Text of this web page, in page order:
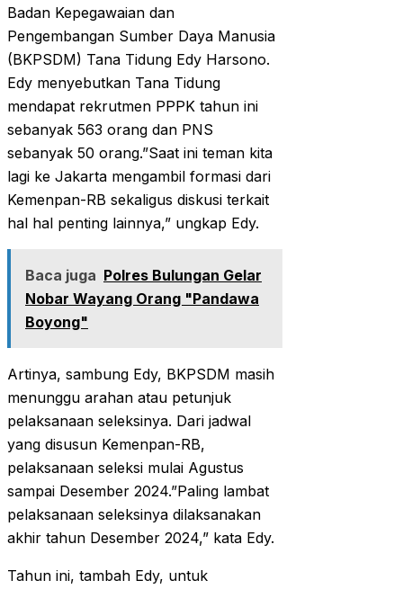
Badan Kepegawaian dan
Pengembangan Sumber Daya Manusia
(BKPSDM) Tana Tidung Edy Harsono.
Edy menyebutkan Tana Tidung
mendapat rekrutmen PPPK tahun ini
sebanyak 563 orang dan PNS
sebanyak 50 orang.”Saat ini teman kita
lagi ke Jakarta mengambil formasi dari
Kemenpan-RB sekaligus diskusi terkait
hal hal penting lainnya,” ungkap Edy.
Baca juga Polres Bulungan Gelar
Nobar Wayang Orang "Pandawa
Boyong"
Artinya, sambung Edy, BKPSDM masih
menunggu arahan atau petunjuk
pelaksanaan seleksinya. Dari jadwal
yang disusun Kemenpan-RB,
pelaksanaan seleksi mulai Agustus
sampai Desember 2024.”Paling lambat
pelaksanaan seleksinya dilaksanakan
akhir tahun Desember 2024,” kata Edy.
Tahun ini, tambah Edy, untuk